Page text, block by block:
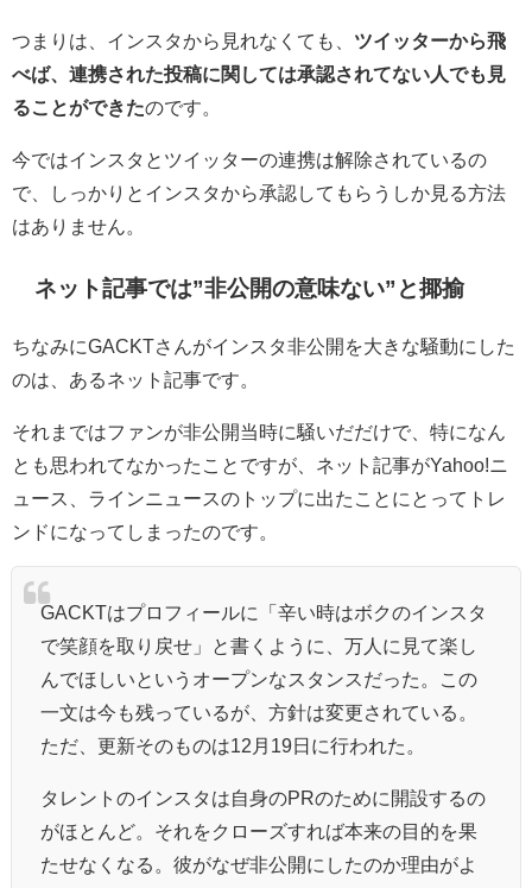
つまりは、インスタから見れなくても、 ツイッターから飛
べば、連携された投稿に関しては承認されてない人でも見
ることができたのです。
今ではインスタとツイッターの連携は解除されているの
で、しっかりとインスタから承認してもらうしか見る方法
はありません。
ネット記事では”非公開の意味ない”と揶揄
ちなみにGACKTさんがインスタ非公開を大きな騒動にした
のは、あるネット記事です。
それまではファンが非公開当時に騒いだだけで、特になん
とも思われてなかったことですが、ネット記事がYahoo!ニ
ュース、ラインニュースのトップに出たことにとってトレ
ンドになってしまったのです。
GACKTはプロフィールに「辛い時はボクのインスタ
で笑顔を取り戻せ」と書くように、万人に見て楽し
んでほしいというオープンなスタンスだった。この
一文は今も残っているが、方針は変更されている。
ただ、更新そのものは12月19日に行われた。
タレントのインスタは自身のPRのために開設するの
がほとんど。それをクローズすれば本来の目的を果
たせなくなる。彼がなぜ非公開にしたのか理由がよ